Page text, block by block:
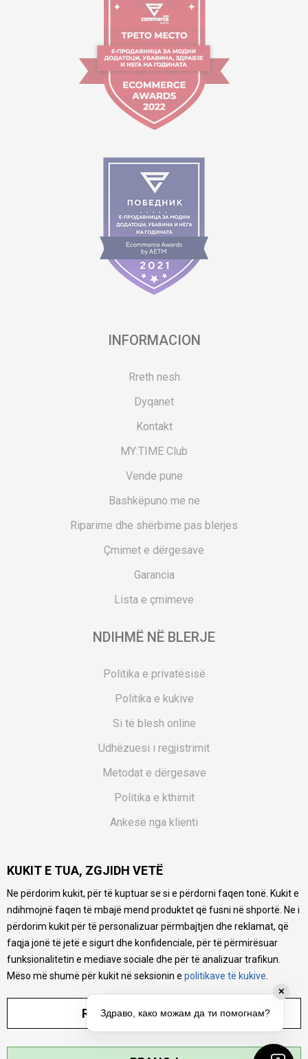
INFORMACION
Rreth nesh
Dyqanet
Kontakt
MY:TIME Club
Vende pune
Bashkëpuno me ne
Riparime dhe shërbime pas blerjes
Çmimet e dërgesave
Garancia
Lista e çmimeve
NDIHMË NË BLERJE
Politika e privatësisë
Politika e kukive
Si të blesh online
Udhëzuesi i regjistrimit
Metodat e dërgesave
Politika e kthimit
Ankesë nga klienti
Pyetjet më të shpeshta
Ne bëjmë çmos që të ofrojmë një përshkrim sa më të saktë
të produkteve tona, ofrojmë edhe foto e çmimin, por nuk
mund të garantojmë që informacioni është i plotë e pa
gabime. Të gjitha produktet janë pjesë e portfolios sonë, por
kjo nuk do të thotë se janë në gjendje në çdo çast.
KUKIT E TUA, ZGJIDH VETË
Ne përdorim kukit, për të kuptuar se si e përdorni faqen tonë. Kukit e
ndihmojnë faqen të mbajë mend produktet që fusni në shportë. Ne i
përdorim kukit për të personalizuar përmbajtjen dhe reklamat, që
faqja jonë të jetë e sigurt dhe konfidenciale, për të përmirësuar
funksionalitetin e mediave sociale dhe për të analizuar trafikun.
Mëso më shumë për kukit në seksionin e politikave të kukive
RREGULLO PARAMETRAT
✕
Здраво, како можам да ти помогнам?